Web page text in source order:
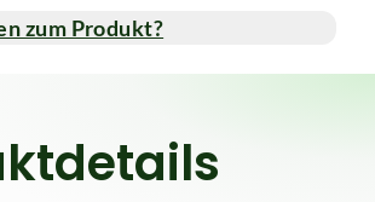
zum Produkt?